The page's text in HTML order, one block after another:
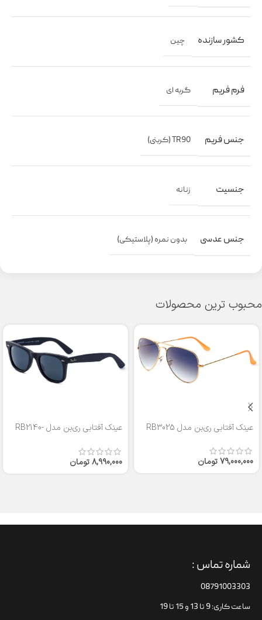
کشور سازنده چین
فرم فریم گربه ای
جنس فریم TR90 (کربنی)
جنسیت زنانه
جنس عدسی بدون نمره (پلاستیکی)
محبوب ترین محصولات
عینک آفتابی ری‌بن مدل RB3025
79,000,000تومان
عینک آفتابی ری‌بن مدل RB2140-
8,990,000تومان
شماره تماس :
08791003303
ساعت کاری: 9 تا 13 و 15 تا 19